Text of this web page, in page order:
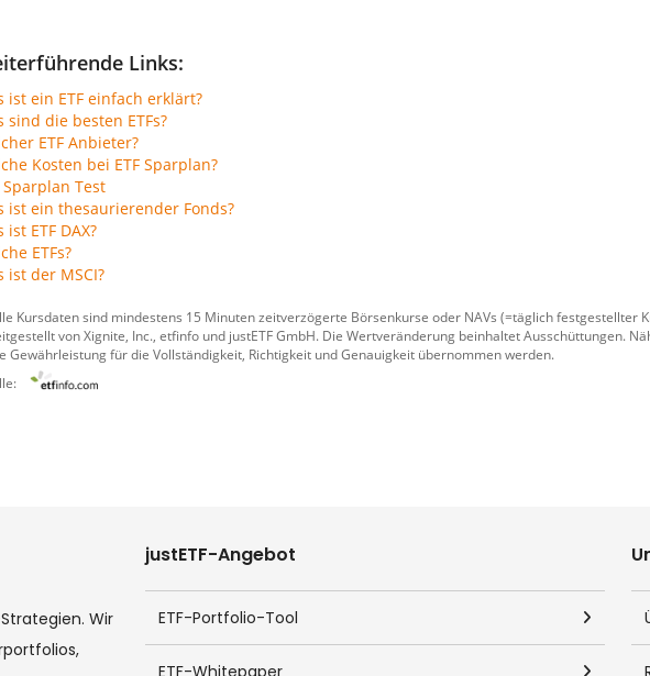
Links:
ist ein ETF einfach erklärt?
sind die besten ETFs?
ETF Anbieter?
Kosten bei ETF Sparplan?
Sparplan Test
ist ein thesaurierender Fonds?
ist ETF DAX?
ETFs?
ist der MSCI?
Kursdaten sind mindestens 15 Minuten zeitverzögerte Börsenkurse oder NAVs (=täglich festgestellter
vonXignite, Inc. etfinfo und justETF GmbH. Die Wertveränderung beinhaltet Ausschüttungen.
Gewährleistung für die Vollständigkeit, Richtigkeit und Genauigkeit übernommen werden.